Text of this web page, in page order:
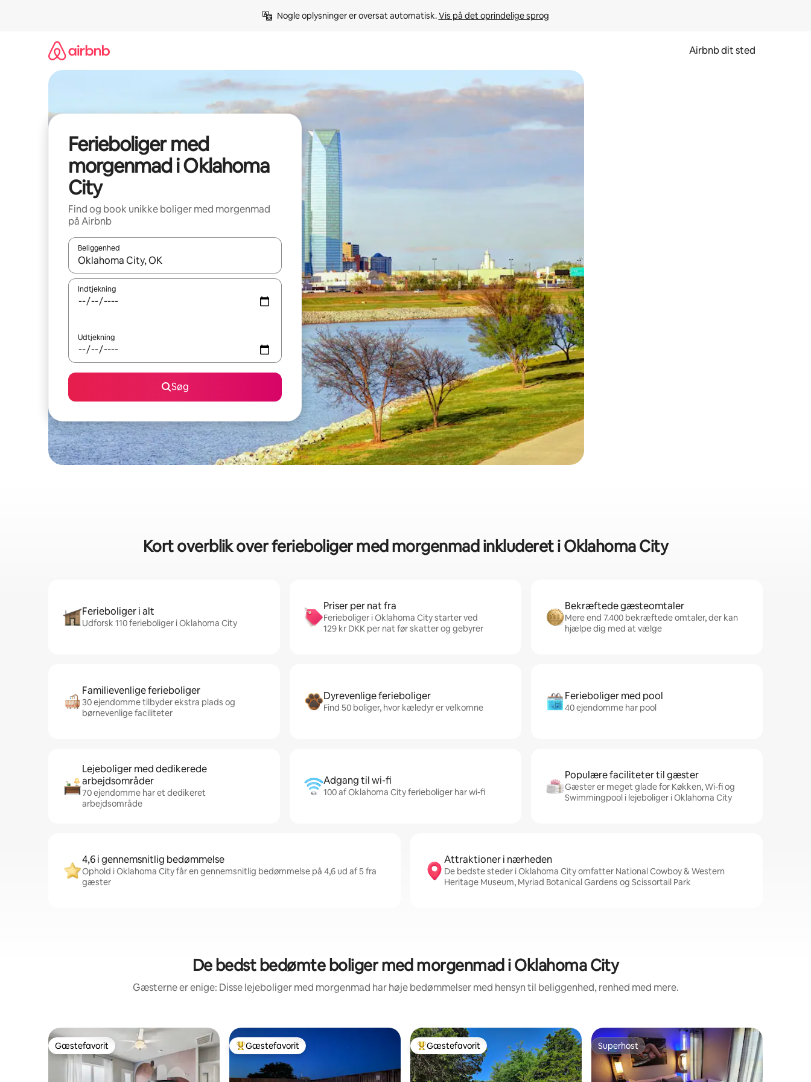
Nogle oplysninger er oversat automatisk. Vis på det oprindelige sprog
Airbnb dit sted
Ferieboliger med
morgenmad i Oklahoma
City
Find og book unikke boliger med morgenmad
på Airbnb
Beliggenhed
Når resultaterne er tilgængelige, skal du navigere med piletasterne op og ned eller se mere ved at trykke eller stryge.
Indtjekning
Udtjekning
Søg
Kort overblik over ferieboliger med morgenmad inkluderet i Oklahoma City
Ferieboliger i alt
Udforsk 110 ferieboliger i Oklahoma City
Priser per nat fra
Ferieboliger i Oklahoma City starter ved
129 kr DKK per nat før skatter og gebyrer
Bekræftede gæsteomtaler
Mere end 7.400 bekræftede omtaler, der kan
hjælpe dig med at vælge
Familievenlige ferieboliger
30 ejendomme tilbyder ekstra plads og
børnevenlige faciliteter
Dyrevenlige ferieboliger
Find 50 boliger, hvor kæledyr er velkomne
Ferieboliger med pool
40 ejendomme har pool
Lejeboliger med dedikerede
arbejdsområder
70 ejendomme har et dedikeret
arbejdsområde
Adgang til wi-fi
100 af Oklahoma City ferieboliger har wi-fi
Populære faciliteter til gæster
Gæster er meget glade for Køkken, Wi-fi og
Swimmingpool i lejeboliger i Oklahoma City
4,6 i gennemsnitlig bedømmelse
Ophold i Oklahoma City får en gennemsnitlig bedømmelse på 4,6 ud af 5 fra
gæster
Attraktioner i nærheden
De bedste steder i Oklahoma City omfatter National Cowboy & Western
Heritage Museum, Myriad Botanical Gardens og Scissortail Park
De bedst bedømte boliger med morgenmad i Oklahoma City
Gæsterne er enige: Disse lejeboliger med morgenmad har høje bedømmelser med hensyn til beliggenhed, renhed med mere.
Gæstefavorit
Gæstefavorit Bedste gæstefavorit
Gæstefavorit Bedste gæstefavorit
Gæstefavorit Superhost
Superhost